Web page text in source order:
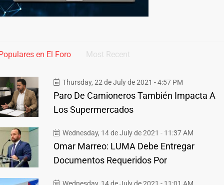
en El Foro Most Recent
Thursday, 22 de July de 2021 - 4:57 PM
Paro De Camioneros También Impacta A
Los Supermercados
Wednesday, 14 de July de 2021 - 11:37 AM
Omar Marreo: LUMA Debe Entregar
Documentos Requeridos Por